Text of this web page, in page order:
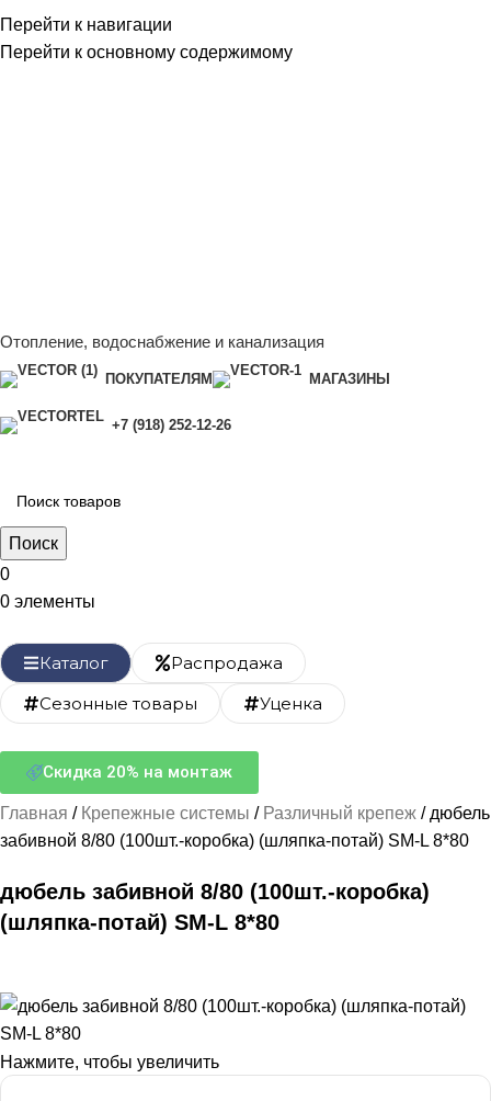
Перейти к навигации
Перейти к основному содержимому
Отопление, водоснабжение и канализация
ПОКУПАТЕЛЯМ МАГАЗИНЫ
+7 (918) 252-12-26
Поиск
0
0 элементы
Каталог
Распродажа
Сезонные товары
Уценка
Скидка 20% на монтаж
Главная Крепежные системы Различный крепеж
дюбель
забивной 8/80 (100шт.-коробка) (шляпка-потай) SM-L 8*80
дюбель забивной 8/80 (100шт.-коробка)
(шляпка-потай) SM-L 8*80
Нажмите, чтобы увеличить